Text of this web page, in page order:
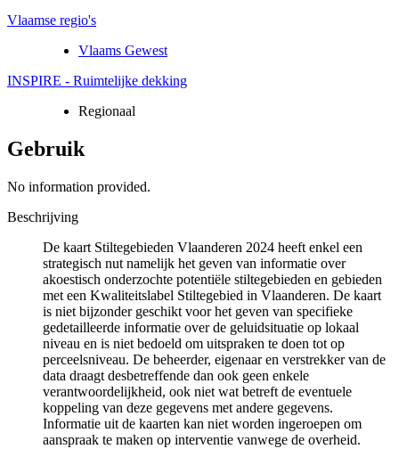
Vlaamse regio's
Vlaams Gewest
INSPIRE - Ruimtelijke dekking
Regionaal
Gebruik
No information provided.
Beschrijving
De kaart Stiltegebieden Vlaanderen 2024 heeft enkel een
strategisch nut namelijk het geven van informatie over
akoestisch onderzochte potentiële stiltegebieden en gebieden
met een Kwaliteitslabel Stiltegebied in Vlaanderen. De kaart
is niet bijzonder geschikt voor het geven van specifieke
gedetailleerde informatie over de geluidsituatie op lokaal
niveau en is niet bedoeld om uitspraken te doen tot op
perceelsniveau. De beheerder, eigenaar en verstrekker van de
data draagt desbetreffende dan ook geen enkele
verantwoordelijkheid, ook niet wat betreft de eventuele
koppeling van deze gegevens met andere gegevens.
Informatie uit de kaarten kan niet worden ingeroepen om
aanspraak te maken op interventie vanwege de overheid.